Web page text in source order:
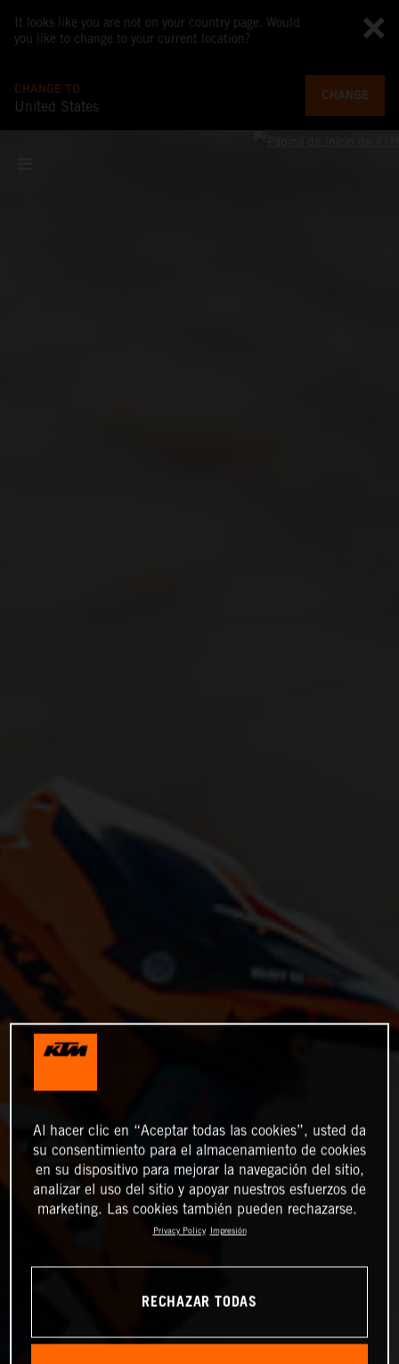
It looks like you are not on your country page. Would
you like to change to your current location?
CHANGE TO
United States
CHANGE
Al hacer clic en “Aceptar todas las cookies”, usted da
su consentimiento para el almacenamiento de cookies
en su dispositivo para mejorar la navegación del sitio,
analizar el uso del sitio y apoyar nuestros esfuerzos de
marketing. Las cookies también pueden rechazarse.
Privacy Policy Impresión
RECHAZAR TODAS